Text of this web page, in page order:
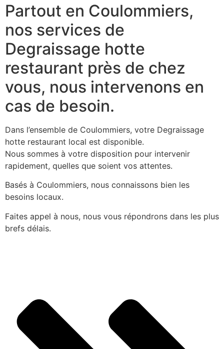
Partout en Coulommiers,
nos services de
Degraissage hotte
restaurant près de chez
vous, nous intervenons en
cas de besoin.
Dans l’ensemble de Coulommiers, votre Degraissage
hotte restaurant local est disponible.
Nous sommes à votre disposition pour intervenir
rapidement, quelles que soient vos attentes.
Basés à Coulommiers, nous connaissons bien les
besoins locaux.
Faites appel à nous, nous vous répondrons dans les plus
brefs délais.